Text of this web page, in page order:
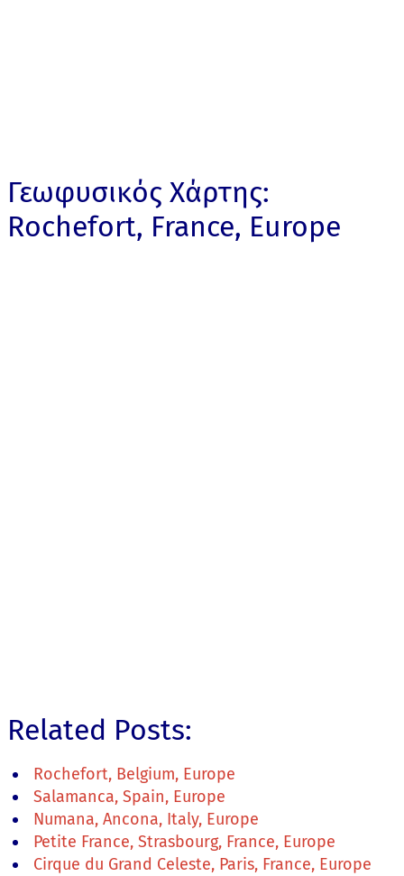
Γεωφυσικός Χάρτης:
Rochefort, France, Europe
Related Posts:
Rochefort, Belgium, Europe
Salamanca, Spain, Europe
Numana, Ancona, Italy, Europe
Petite France, Strasbourg, France, Europe
Cirque du Grand Celeste, Paris, France, Europe